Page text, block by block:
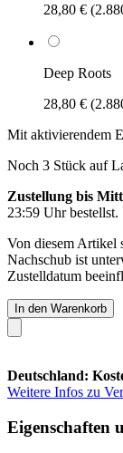
28,80 €
Deep Roots
28,80 €
Mit aktivierendem
Noch 3 Stück auf
Zustellung bis
23:59 Uhrbestellst.
Von diesem Artikel
Nachschub ist
Zustelldatum
In den Warenkorb
Deutschland:
Weitere Infos zu
Eigenschaften